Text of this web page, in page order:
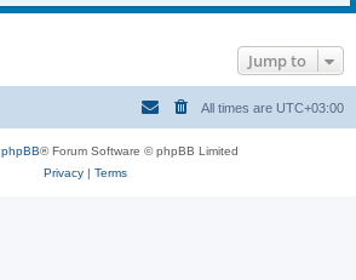
Jump to
All times are UTC+03:00
phpBB® Forum Software © phpBB Limited
Privacy| Terms